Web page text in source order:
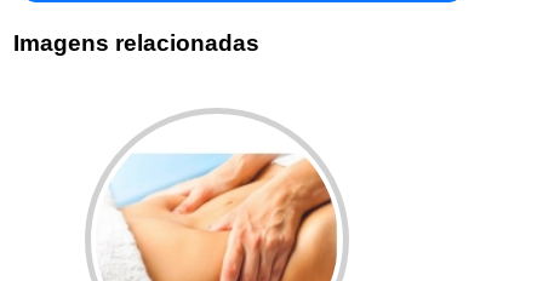
Imagens relacionadas